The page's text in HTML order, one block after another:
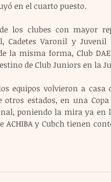
en el cuarto puesto.
los clubes con mayor
Cadetes Varonil y
la misma forma, Club
de Club Juniors en la
equipos volvieron a
otros estados, en una
poniendo la mira ya en
y Cubch tienen